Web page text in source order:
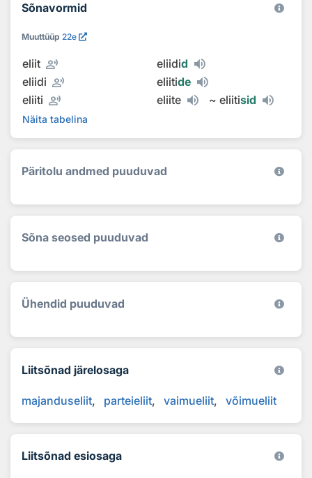
Sõnavormid
Muuttüüp 22e
eliit record_voice_over eliidid
eliidi record_voice_over eliitide
eliiti record_voice_over eliite ~ eliitisid
Näita tabelina
Päritolu andmed puuduvad
Sõna seosed puuduvad
Ühendid puuduvad
Liitsõnad järelosaga
majanduseliit parteieliit vaimueliit võimueliit
Liitsõnad esiosaga